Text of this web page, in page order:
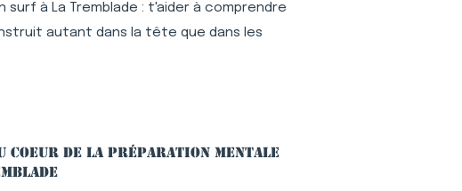
à La Tremblade : t'aider à comprendre
autant dans la tête que dans les
coeur de la préparation mentale